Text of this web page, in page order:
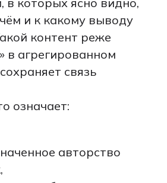
и к какому выводу
контент реже
в агрегированном
связь
означает:
авторство